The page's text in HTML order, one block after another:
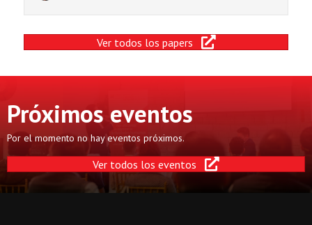
Ver todos los papers
Próximos eventos
Por el momento no hay eventos próximos.
Ver todos los eventos